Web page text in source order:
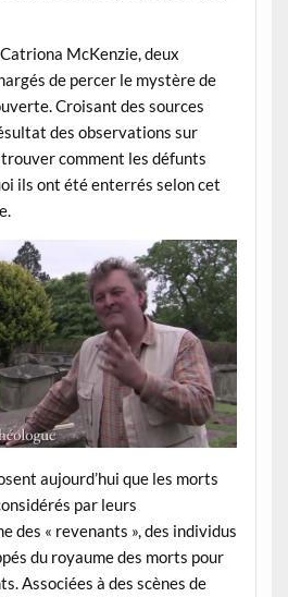
McKenzie, deux
de percer le mystère de
Croisant des sources
des observations sur
comment les défunts
ils ont été enterrés selon cet
aujourd’hui que les morts
par leurs
des « revenants », des individus
du royaume des morts pour
Associées à des scènes de